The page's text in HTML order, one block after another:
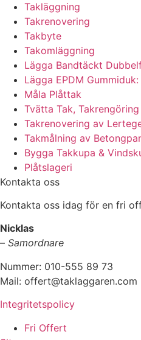
Takläggning
Takrenovering
Takbyte
Takomläggning
Lägga Bandtäckt
Lägga EPDM
Måla Plåttak
Tvätta Tak,
Takrenovering av
Takmålning av
Bygga Takkupa &
Plåtslageri
Kontakta oss
Kontakta oss idag för en fri
Nicklas
– Samordnare
Nummer: 010-555 89 73
Mail: offert@taklaggaren.com
Integritetspolicy
Fri Offert